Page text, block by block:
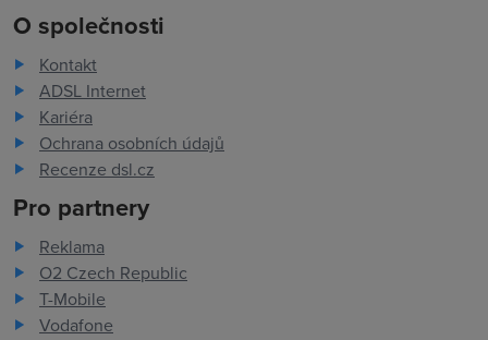
O společnosti
Kontakt
ADSL Internet
Kariéra
Ochrana osobních údajů
Recenze dsl.cz
Pro partnery
Reklama
O2 Czech Republic
T-Mobile
Vodafone